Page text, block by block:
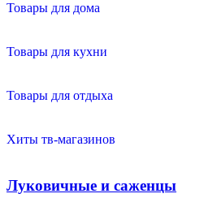
Товары для дома
Товары для кухни
Товары для отдыха
Хиты тв-магазинов
Луковичные и саженцы